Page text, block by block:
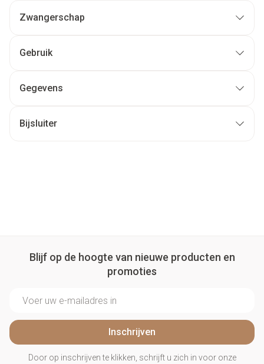
Zwangerschap
Gebruik
Gegevens
Bijsluiter
Blijf op de hoogte van nieuwe producten en
promoties
Inschrijven
Door op inschrijven te klikken, schrijft u zich in voor onze